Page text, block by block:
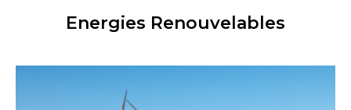
Energies Renouvelables